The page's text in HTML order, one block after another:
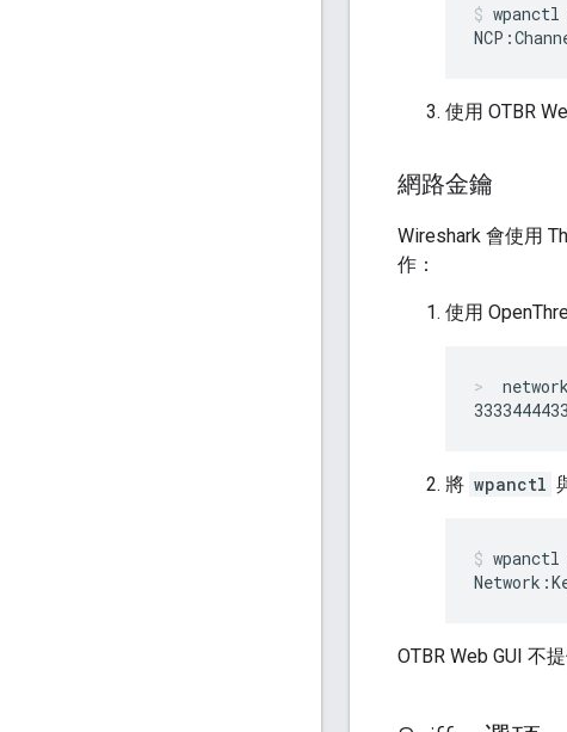
wpanctl
使用 OTBR
網路金鑰
Wireshark 會使用
作：
使用
將 wpanctl
wpanctl
OTBR Web GUI 不